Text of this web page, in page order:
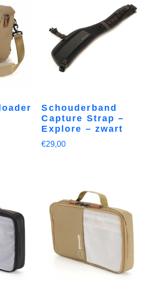
Schouderband
Capture Strap –
Explore – zwart
€29,00